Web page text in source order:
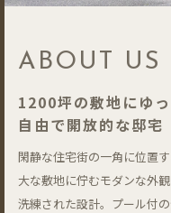
ABOUT US
1200坪の敷地にゆ
自由で開放的な邸宅
閑静な住宅街の一角に位置
大な敷地に佇むモダンな外
洗練された設計。プール付